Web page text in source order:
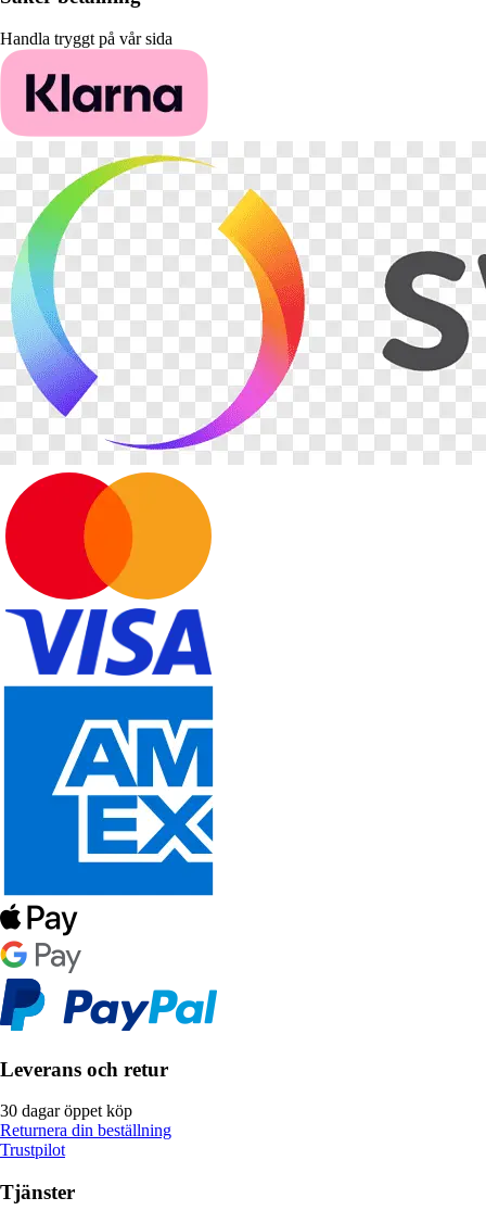
Handla tryggt på vår sida
Leverans och retur
30 dagar öppet köp
Returnera din beställning
Trustpilot
Tjänster